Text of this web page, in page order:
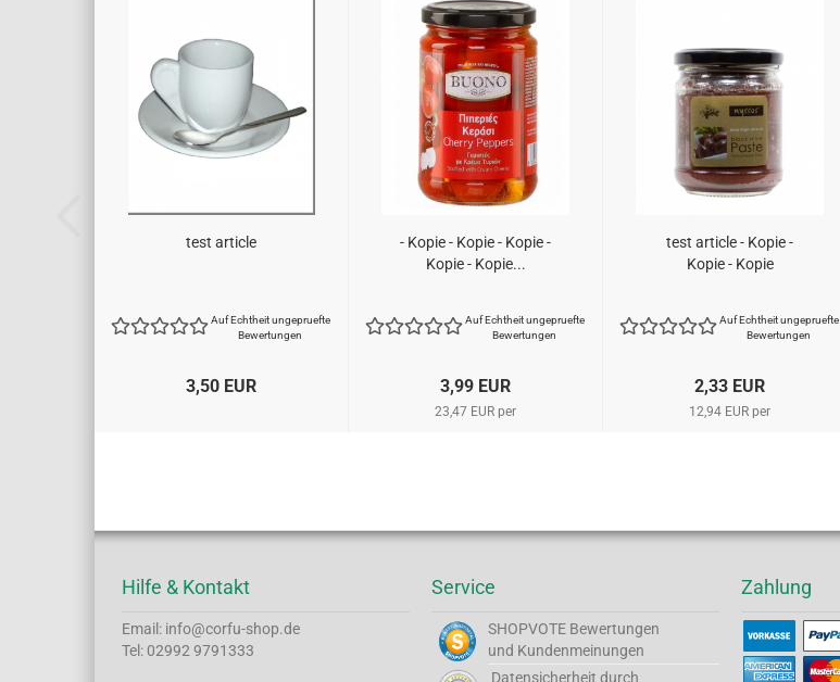
test article
Auf Echtheit ungepruefte
Bewertungen
3,50 EUR
- Kopie - Kopie - Kopie -
Kopie - Kopie...
Auf Echtheit ungepruefte
Bewertungen
3,99 EUR
23,47 EUR per
test article - Kopie -
Kopie - Kopie
Auf Echtheit ungepruefte
Bewertungen
2,33 EUR
12,94 EUR per
Hilfe & Kontakt
Email: info@corfu-shop.de
Tel: 02992 9791333
Service
SHOPVOTE Bewertungen
und Kundenmeinungen
Datensicherheit durch
Zahlung